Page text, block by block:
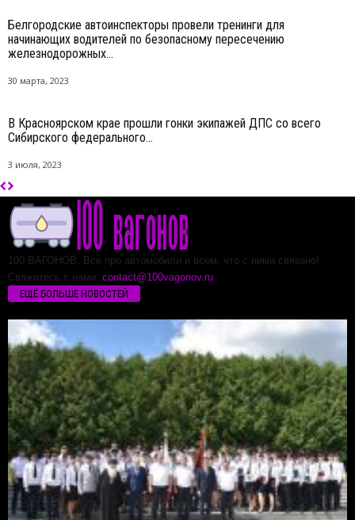
Белгородские автоинспекторы провели тренинги для
начинающих водителей по безопасному пересечению
железнодорожных...
30 марта, 2023
В Красноярском крае прошли гонки экипажей ДПС со всего
Сибирского федерального...
3 июля, 2023
100 ВАГОНОВ. Все про автомобили и всем, что с ними связано!
Свяжитесь с нами: contact@100vagonov.ru
ЕЩЁ БОЛЬШЕ НОВОСТЕЙ